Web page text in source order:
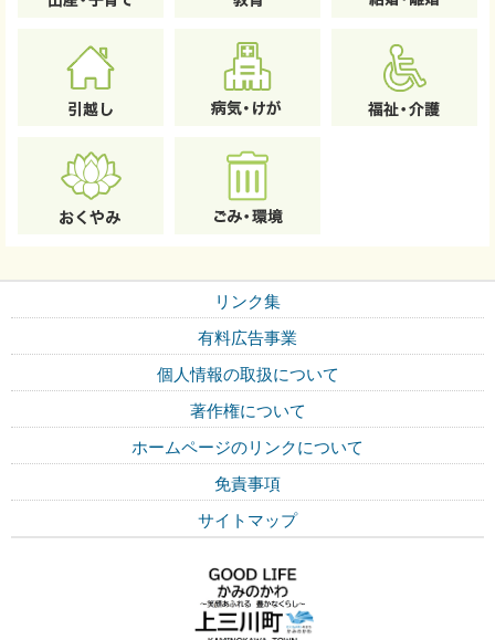
リンク集
有料広告事業
個人情報の取扱について
著作権について
ホームページのリンクについて
免責事項
サイトマップ